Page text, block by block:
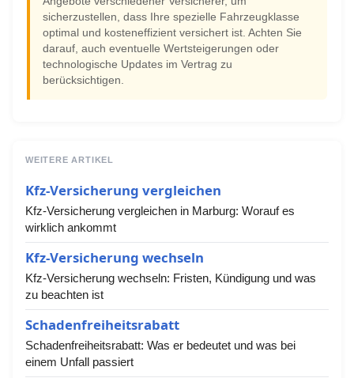
sicherzustellen, dass Ihre spezielle Fahrzeugklasse
optimal und kosteneffizient versichert ist. Achten Sie
darauf, auch eventuelle Wertsteigerungen oder
technologische Updates im Vertrag zu
berücksichtigen.
WEITERE ARTIKEL
Kfz-Versicherung vergleichen
Kfz-Versicherung vergleichen in Marburg: Worauf es
wirklich ankommt
Kfz-Versicherung wechseln
Kfz-Versicherung wechseln: Fristen, Kündigung und was
zu beachten ist
Schadenfreiheitsrabatt
Schadenfreiheitsrabatt: Was er bedeutet und was bei
einem Unfall passiert